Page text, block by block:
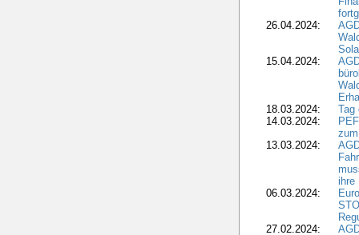
26.04.2024:
15.04.2024:
18.03.2024:
Tag
14.03.2024:
13.03.2024:
ihre
06.03.2024:
27.02.2024: